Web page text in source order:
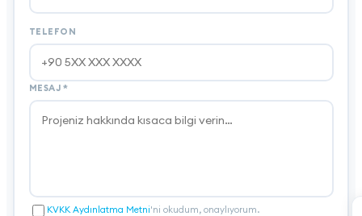
TELEFON
MESAJ *
KVKK Aydınlatma Metni'ni okudum, onaylıyorum.